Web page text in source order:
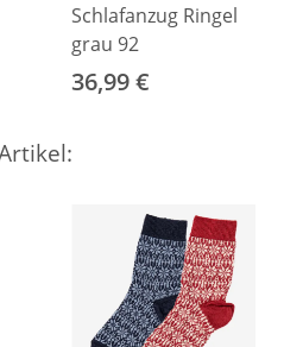
Schlafanzug Ringel
grau 92
36,99 €